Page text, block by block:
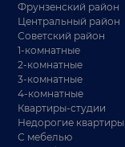
Фрунзенский район
Центральный район
Советский район
1-комнатные
2-комнатные
3-комнатные
4-комнатные
Квартиры-студии
Недорогие квартиры
С мебелью